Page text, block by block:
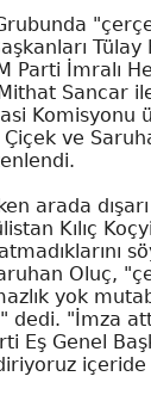
Parti İmralı
Sancar
Komisyonu
Çiçek ve
arada
Kılıç
Oluç,
yok
dedi. "İmza
Eş Genel
içeride